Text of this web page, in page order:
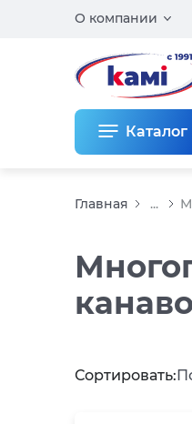
О компании
Каталог
Главная ...
Сортировать: